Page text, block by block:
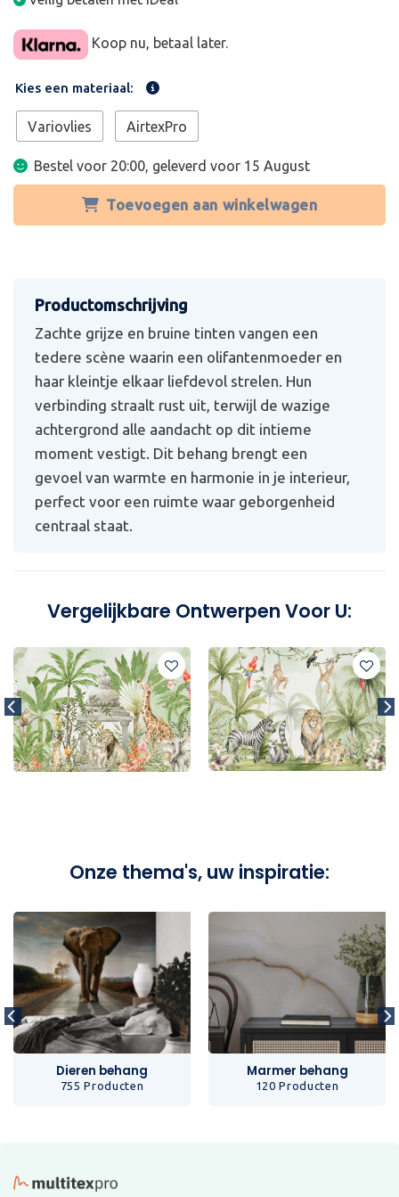
Koop nu, betaal later.
Kies een materiaal:
Variovlies AirtexPro
Bestel voor 20:00, geleverd voor 15 August
Toevoegen aan winkelwagen
Zachte grijze en bruine tinten vangen een
tedere scène waarin een olifantenmoeder en
haar kleintje elkaar liefdevol strelen. Hun
verbinding straalt rust uit, terwijl de wazige
achtergrond alle aandacht op dit intieme
moment vestigt. Dit behang brengt een
gevoel van warmte en harmonie in je interieur,
perfect voor een ruimte waar geborgenheid
centraal staat.
Vergelijkbare Ontwerpen Voor U:
Onze thema's, uw inspiratie:
Dieren behang
755 Producten
Marmer behang
120 Producten